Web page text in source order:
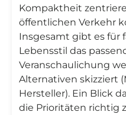
Kompaktheit
öffentlichen Verkehr
Insgesamt gibt es für
Lebensstil das
Veranschaulichung
Alternativen skizziert
Hersteller). Ein Blick
die Prioritäten richtig